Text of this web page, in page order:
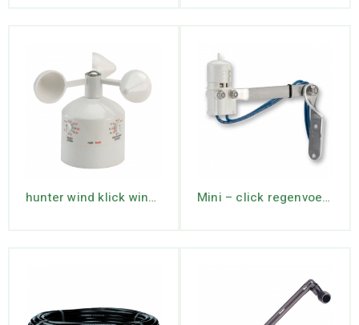
hunter wind klick windvoeler Mini – click regenvoeler